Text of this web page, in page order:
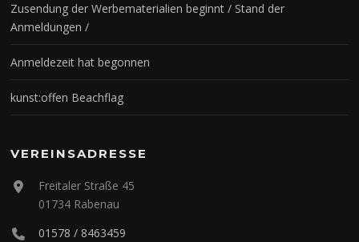
Zusendung der Werbematerialien beginnt / Stand der
Anmeldungen /
Anmeldezeit hat begonnen
kunst:offen Beachflag
VEREINSADRESSE
Freitaler Straße 45
01734 Rabenau
01578 / 8463459